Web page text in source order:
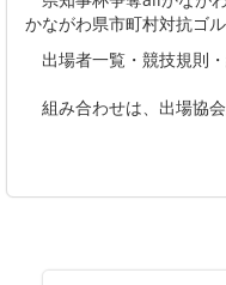
かながわ県市町村対抗ゴ
出場者一覧・競技規則
組み合わせは、出場協会